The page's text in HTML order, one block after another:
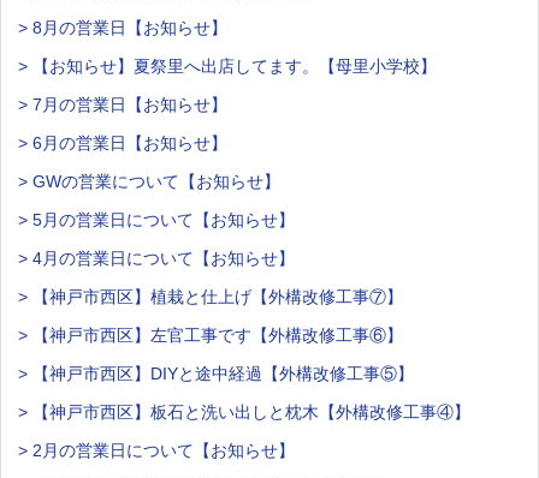
> 8月の営業日【お知らせ】
> 【お知らせ】夏祭里へ出店してます。【母里小学校】
> 7月の営業日【お知らせ】
> 6月の営業日【お知らせ】
> GWの営業について【お知らせ】
> 5月の営業日について【お知らせ】
> 4月の営業日について【お知らせ】
> 【神戸市西区】植栽と仕上げ【外構改修工事⑦】
> 【神戸市西区】左官工事です【外構改修工事⑥】
> 【神戸市西区】DIYと途中経過【外構改修工事⑤】
> 【神戸市西区】板石と洗い出しと枕木【外構改修工事④】
> 2月の営業日について【お知らせ】